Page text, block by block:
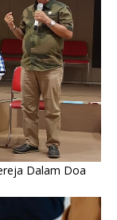
Dalam Doa